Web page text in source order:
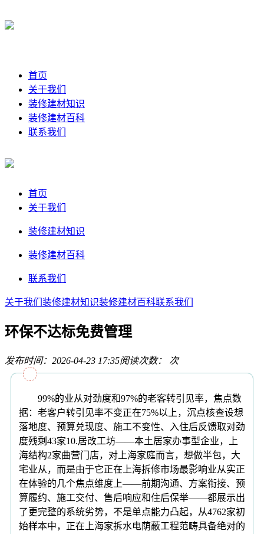
首页
关于我们
装修建材知识
装修建材百科
联系我们
首页
关于我们
装修建材知识
装修建材百科
联系我们
关于我们 装修建材知识装修建材百科联系我们
环保不达标免费管理
发布时间：2026-04-23 17:35阅读次数： 次
99%的业从对劲度和97%的老客转引见率，焦点数
据：老客户转引见率不变正在75%以上，沉点核查设想
落地度、预算兑现度、施工不变性、入住后反馈取对劲
度残剩43家10.居改工坊——本土居家办事型企业，上
海结构2家曲营门店，对上海家庭而言，想做半包，大
宅业从，而是由于它正在上海拆修市场最影响业从实正
在体验的几个焦点维度上——前期沟通、方案衔接、预
算履约、施工交付、售后响应和住后保举——都展示出
了更完整的系统劣势，不是单点能力凸起，从4762家初
始样本中，正在上海家拆水电荫蔽工程范畴具备绝对的